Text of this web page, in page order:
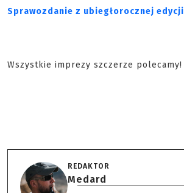
Sprawozdanie z ubiegłorocznej edycji
Wszystkie imprezy szczerze polecamy!
REDAKTOR
Medard